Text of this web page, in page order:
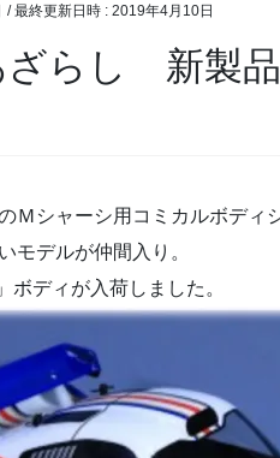
/ 最終更新日時 : 2019年4月10日
ざらし 新製
Ｍシャーシ用コミカルボディ
モデルが仲間入り。
ボディが入荷しました。